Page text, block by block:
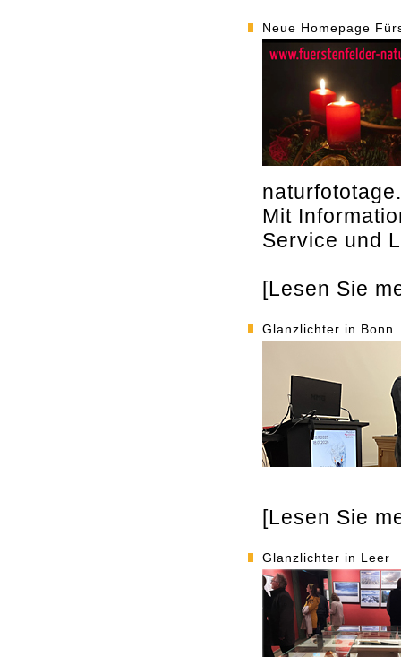
Neue Homepage
Mit
Service und
[Lesen Sie
Glanzlichter in Bonn
[Lesen Sie
Glanzlichter in Leer